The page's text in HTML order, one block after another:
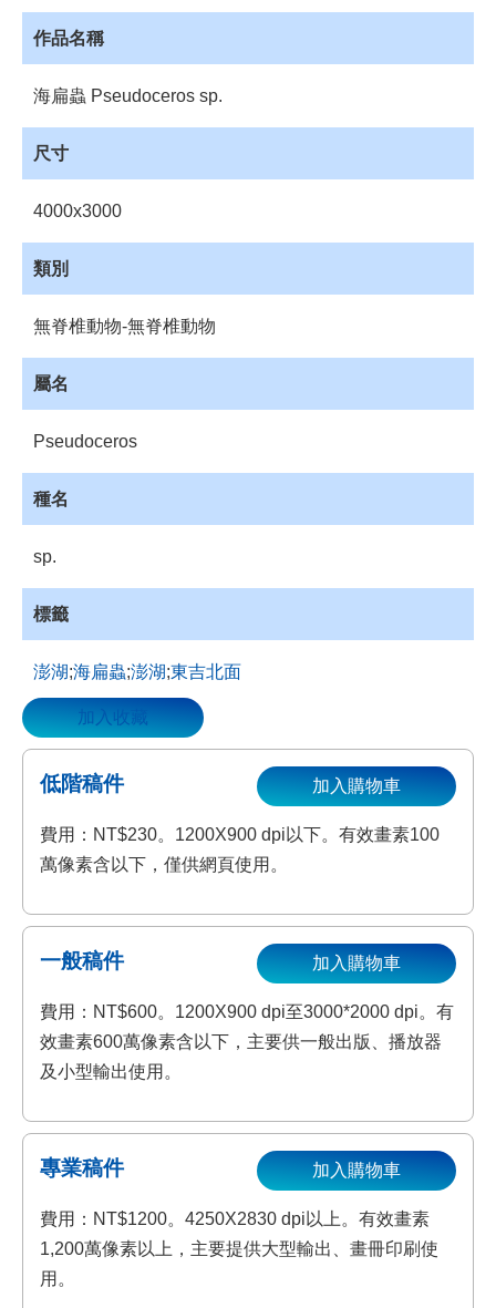
管
理
管
理
資
源
收
藏
登
入
作品名稱
海扁蟲 Pseudoceros sp.
尺寸
4000x3000
類別
無脊椎動物-無脊椎動物
屬名
Pseudoceros
種名
sp.
標籤
澎湖;海扁蟲;澎湖;東吉北面
加入收藏
低階稿件
費用：NT$230。1200X900 dpi以下。有效畫素100
萬像素含以下，僅供網頁使用。
加入購物車
一般稿件
費用：NT$600。1200X900 dpi至3000*2000 dpi。有
效畫素600萬像素含以下，主要供一般出版、播放器
及小型輸出使用。
加入購物車
專業稿件
費用：NT$1200。4250X2830 dpi以上。有效畫素
1,200萬像素以上，主要提供大型輸出、畫冊印刷使
用。
加入購物車